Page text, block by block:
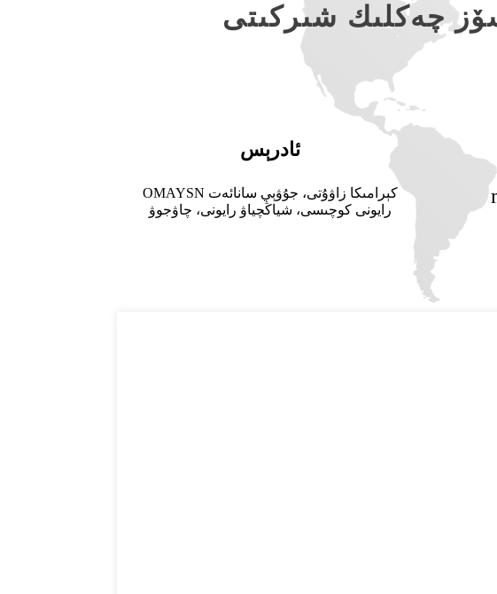
چەكلىك شىركىتى
ئادرېس
OMAYSN كېرامىكا زاۋۇتى، جۇۋېي سانائەت
رايونى كوچىسى، شياڭچياۋ رايونى، چاۋجوۋ